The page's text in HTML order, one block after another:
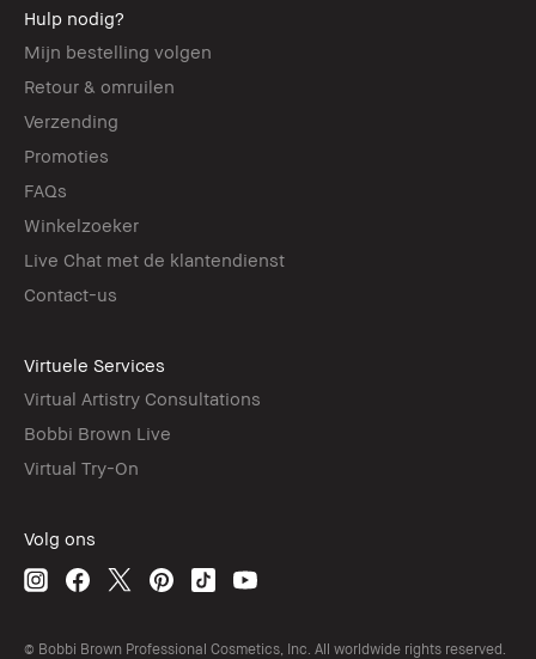
Hulp nodig?
Mijn bestelling volgen
Retour & omruilen
Verzending
Promoties
FAQs
Winkelzoeker
Live Chat met de klantendienst
Contact-us
Virtuele Services
Virtual Artistry Consultations
Bobbi Brown Live
Virtual Try-On
Volg ons
© Bobbi Brown Professional Cosmetics, Inc. All worldwide rights reserved.